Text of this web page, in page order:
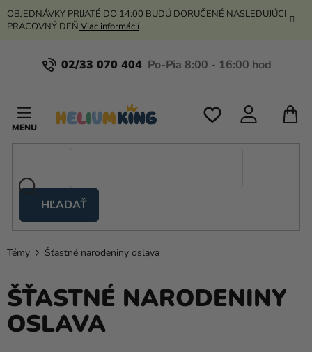
Prejsť
na
OBJEDNÁVKY PRIJATÉ DO 14:00 BUDÚ DORUČENÉ NASLEDUJÚCI
PRACOVNÝ DEŇ Viac informácií
02/33 070 404
HĽADAŤ
stany
Kanekalon
Hélium
a
balóny
Témy Šťastné narodeniny oslava
ŠŤASTNÉ NARODENINY
OSLAVA